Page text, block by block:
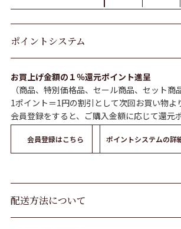
ポイントシステム
お買上げ金額の１％還元ポイント進呈
（商品、特別価格品、セール商品、セット商
1ポイント＝1円の割引として次回お買い物よ
会員登録をすると、ご購入金額に応じて還元
会員登録はこちら ポイントシステムの詳
配送方法について